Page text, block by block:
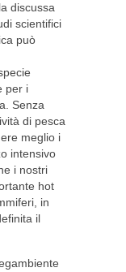
discussa
scientifici
può
per i
Senza
di pesca
meglio i
intensivo
i nostri
hot
in
il